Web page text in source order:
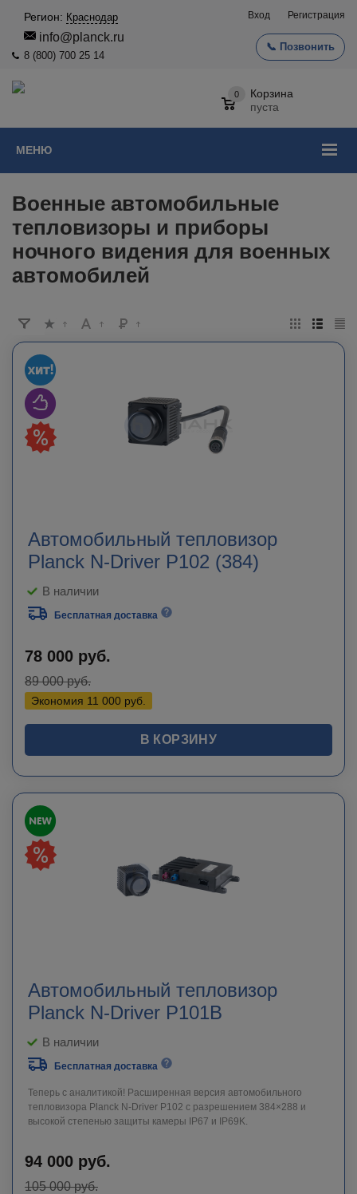
Регион: Краснодар
info@planck.ru
8 (800) 700 25 14
📞 Позвонить
Вход Регистрация
МЕНЮ
0
Корзина
пуста
Военные автомобильные
тепловизоры и приборы
ночного видения для военных
автомобилей
Автомобильный тепловизор
Planck N-Driver P102 (384)
В наличии
Бесплатная доставка
78 000 руб.
89 000руб.
Экономия 11 000 руб.
В КОРЗИНУ
Автомобильный тепловизор
Planck N-Driver P101B
В наличии
Бесплатная доставка
Теперь с аналитикой! Расширенная версия автомобильного
тепловизора Planck N-Driver P102 с разрешением 384×288 и
высокой степенью защиты камеры IP67 и IP69K.
94 000 руб.
105 000руб.